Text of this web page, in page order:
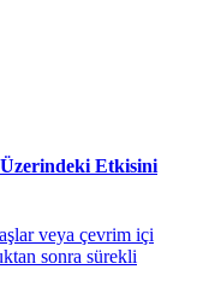
Üzerindeki Etkisini
veya çevrim içi
sonra sürekli